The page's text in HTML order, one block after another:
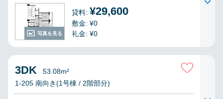
写真を見る
貸料: ¥29,600
敷金: ¥0
礼金: ¥0
3DK
53.08m²
1-205 南向き(1号棟 / 2階部分)